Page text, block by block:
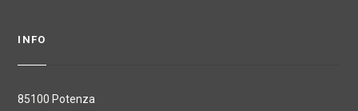
INFO
85100 Potenza